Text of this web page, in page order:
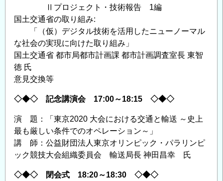
Ⅱプロジェクト・技術報告 1編
国土交通省の取り組み:
「（仮）デジタル技術を活用したニューノーマル
な社会の実現に向けた取り組み」
国土交通省 都市局都市計画課 都市計画調査室長 東智
徳 氏
意見交換等
◇◆◇ 記念講演会 17:00～18:15 ◇◆◇
演 題：「東京2020 大会における交通と輸送 ～史上
最も厳しい条件でのオペレーション～」
講 師：公益財団法人東京オリンピック・パラリンピ
ック競技大会組織委員会 輸送局長 神田昌幸 氏
◇◆◇ 閉会式 18:20～18:30 ◇◆◇